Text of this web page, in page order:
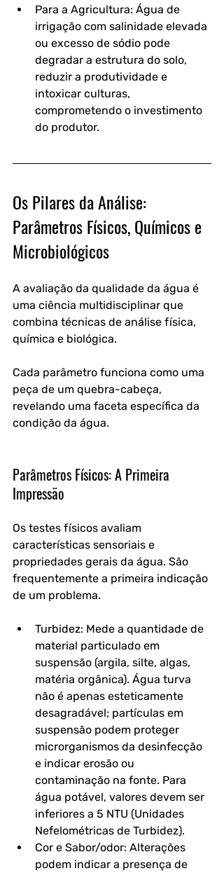
Para a Agricultura: Água de
irrigação com salinidade elevada
ou excesso de sódio pode
degradar a estrutura do solo,
reduzir a produtividade e
intoxicar culturas,
comprometendo o investimento
do produtor.
Os Pilares da Análise:
Parâmetros Físicos, Químicos e
Microbiológicos
A avaliação da qualidade da água é
uma ciência multidisciplinar que
combina técnicas de análise física,
química e biológica.
Cada parâmetro funciona como uma
peça de um quebra-cabeça,
revelando uma faceta específica da
condição da água.
Parâmetros Físicos: A Primeira
Impressão
Os testes físicos avaliam
características sensoriais e
propriedades gerais da água. São
frequentemente a primeira indicação
de um problema.
Turbidez: Mede a quantidade de
material particulado em
suspensão (argila, silte, algas,
matéria orgânica). Água turva
não é apenas esteticamente
desagradável; partículas em
suspensão podem proteger
microrganismos da desinfecção
e indicar erosão ou
contaminação na fonte. Para
água potável, valores devem ser
inferiores a 5 NTU (Unidades
Nefelométricas de Turbidez).
Cor e Sabor/odor: Alterações
podem indicar a presença de